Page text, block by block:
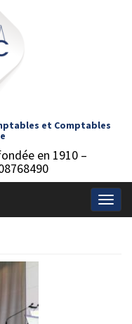
et Comptables
en 1910 –